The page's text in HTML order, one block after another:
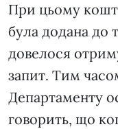
При цьому
була додана до
довелося
запит. Тим
Департаменту
говорить, що